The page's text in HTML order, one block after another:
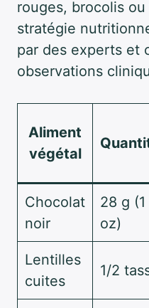
rouges, brocolis
stratégie
par des experts et
observations
Aliment
végétal
Chocolat
noir
28 g (1
oz)
Lentilles
cuites
1/2